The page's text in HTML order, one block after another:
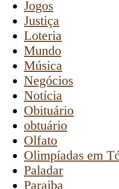
Jogos
Justiça
Loteria
Mundo
Música
Negócios
Notícia
Obituário
obtuário
Olfato
Olimpíadas em
Paladar
Paraiba